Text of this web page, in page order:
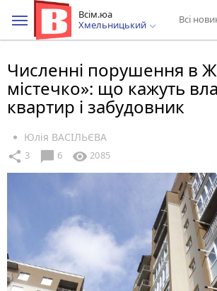
Всім.юа
Хмельницький
Всі
Численні порушення в
містечко»: що кажуть
квартир і забудовник
Юлія ВАСІЛЬЄВА
share 3 chat_bubble 6 visibility 2085